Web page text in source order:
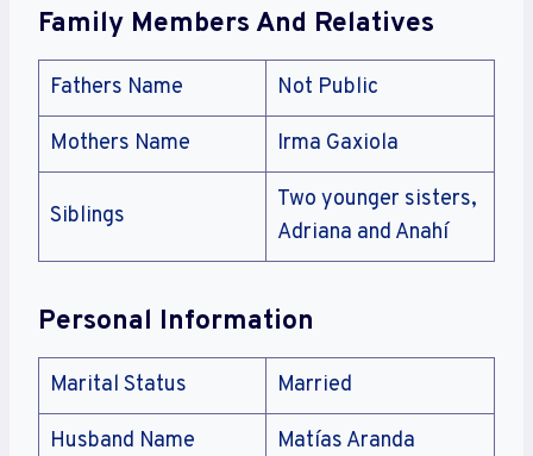
mercato e l’integrità del gioco d’azzardo in
Family Members And Relatives
Fathers Name Not Public
Mothers Name Irma Gaxiola
Siblings
Two younger sisters,
Adriana and Anahí
Personal Information
Marital Status Married
Husband Name Matías Aranda